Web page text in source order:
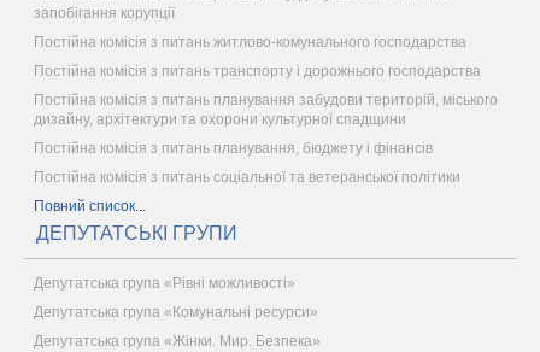
запобігання корупції
Постійна комісія з питань житлово-комунального господарства
Постійна комісія з питань транспорту і дорожнього господарства
Постійна комісія з питань планування забудови територій, міського
дизайну, архітектури та охорони культурної спадщини
Постійна комісія з питань планування, бюджету і фінансів
Постійна комісія з питань соціальної та ветеранської політики
Повний список...
ДЕПУТАТСЬКІ ГРУПИ
Депутатська група «Рівні можливості»
Депутатська група «Комунальні ресурси»
Депутатська група «Жінки. Мир. Безпека»